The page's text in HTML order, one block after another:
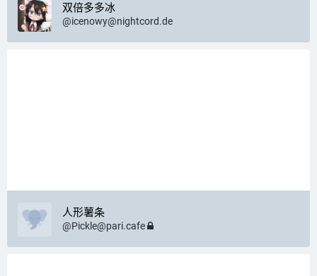
双倍多多冰
@icenowy@nightcord.de
人形薯条
@Pickle@pari.cafe